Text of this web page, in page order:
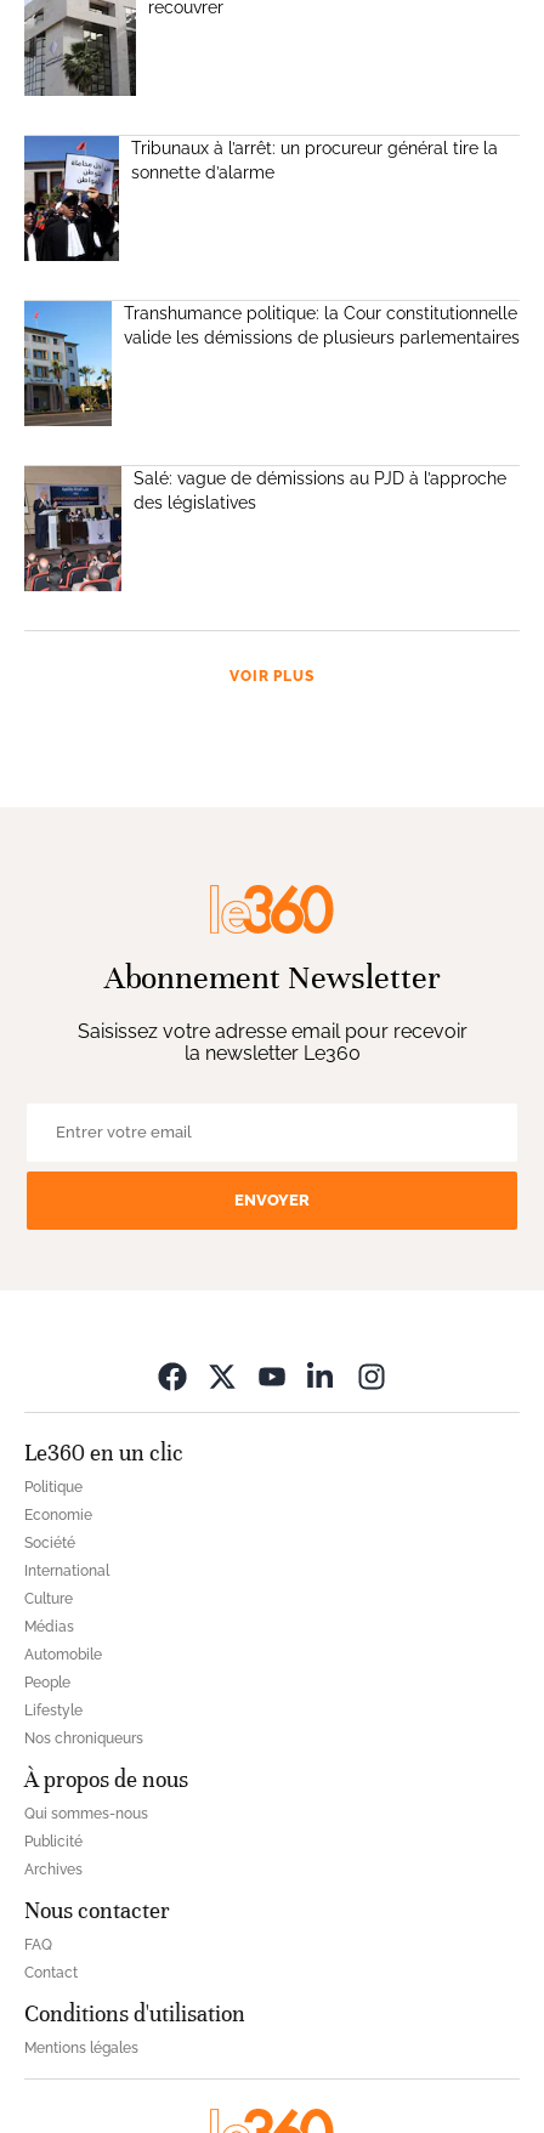
recouvrer
Tribunaux à l’arrêt: un procureur général tire la
sonnette d’alarme
Transhumance politique: la Cour constitutionnelle
valide les démissions de plusieurs parlementaires
Salé: vague de démissions au PJD à l’approche
des législatives
VOIR PLUS
Abonnement Newsletter
Saisissez votre adresse email pour recevoir
la newsletter Le360
ENVOYER
Le360 en un clic
Politique
Economie
Société
International
Culture
Médias
Automobile
People
Lifestyle
Nos chroniqueurs
À propos de nous
Qui sommes-nous
Publicité
Archives
Nous contacter
FAQ
Contact
Conditions d'utilisation
Mentions légales